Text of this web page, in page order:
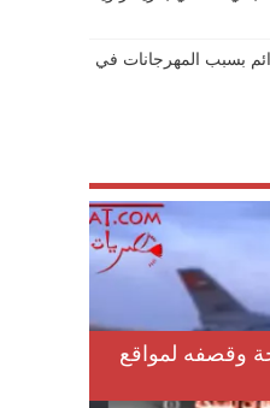
بسبب المهرجانات في
وقصفه لمواقع